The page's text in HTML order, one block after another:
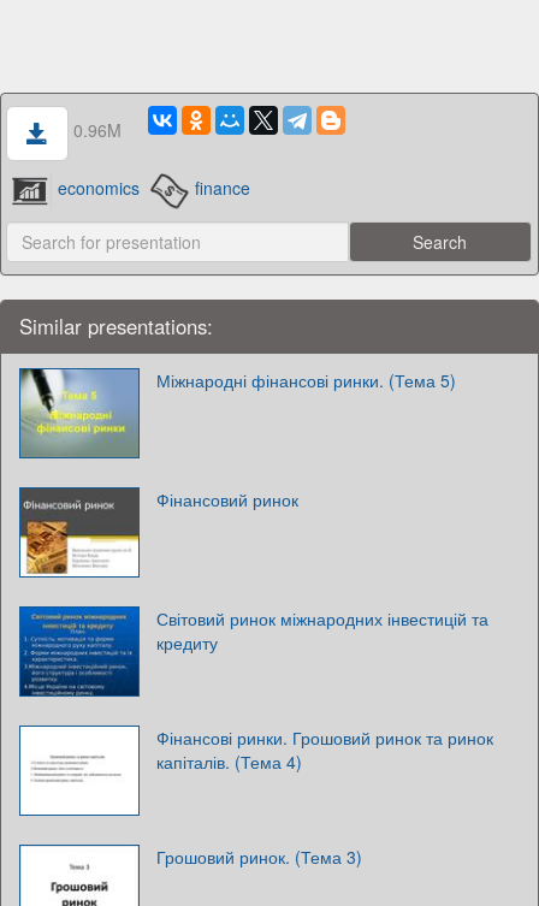
0.96M
economics finance
Similar presentations:
Міжнародні фінансові ринки. (Тема 5)
Фінансовий ринок
Світовий ринок міжнародних інвестицій та
кредиту
Фінансові ринки. Грошовий ринок та ринок
капіталів. (Тема 4)
Грошовий ринок. (Тема 3)